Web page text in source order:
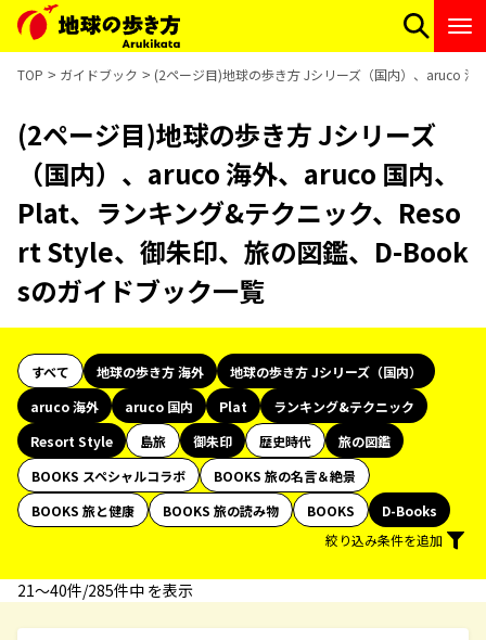
TOP ガイドブック (2ページ目)地球の歩き方 Jシリーズ（国内）、aruco
(2ページ目)地球の歩き方 Jシリーズ
（国内）、aruco 海外、aruco 国内、
Plat、ランキング&テクニック、Reso
rt Style、御朱印、旅の図鑑、D-Book
sのガイドブック一覧
すべて 地球の歩き方 海外
地球の歩き方 Jシリーズ（国内）
aruco 海外
aruco 国内 Plat
ランキング&テクニック
Resort Style
島旅 御朱印 歴史時代
旅の図鑑
BOOKS スペシャルコラボ
BOOKS 旅の名言＆絶景
BOOKS 旅と健康
BOOKS 旅の読み物 BOOKS
D-Books
絞り込み条件を追加
21〜40件/285件中 を表示